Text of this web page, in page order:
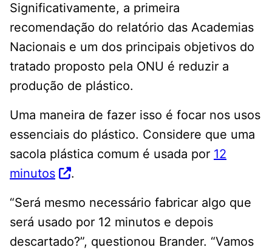
Significativamente, a primeira
recomendação do relatório das Academias
Nacionais e um dos principais objetivos do
tratado proposto pela ONU é reduzir a
produção de plástico.
Uma maneira de fazer isso é focar nos usos
essenciais do plástico. Considere que uma
sacola plástica comum é usada por 12
minutos
.
“Será mesmo necessário fabricar algo que
será usado por 12 minutos e depois
descartado?”, questionou Brander. “Vamos